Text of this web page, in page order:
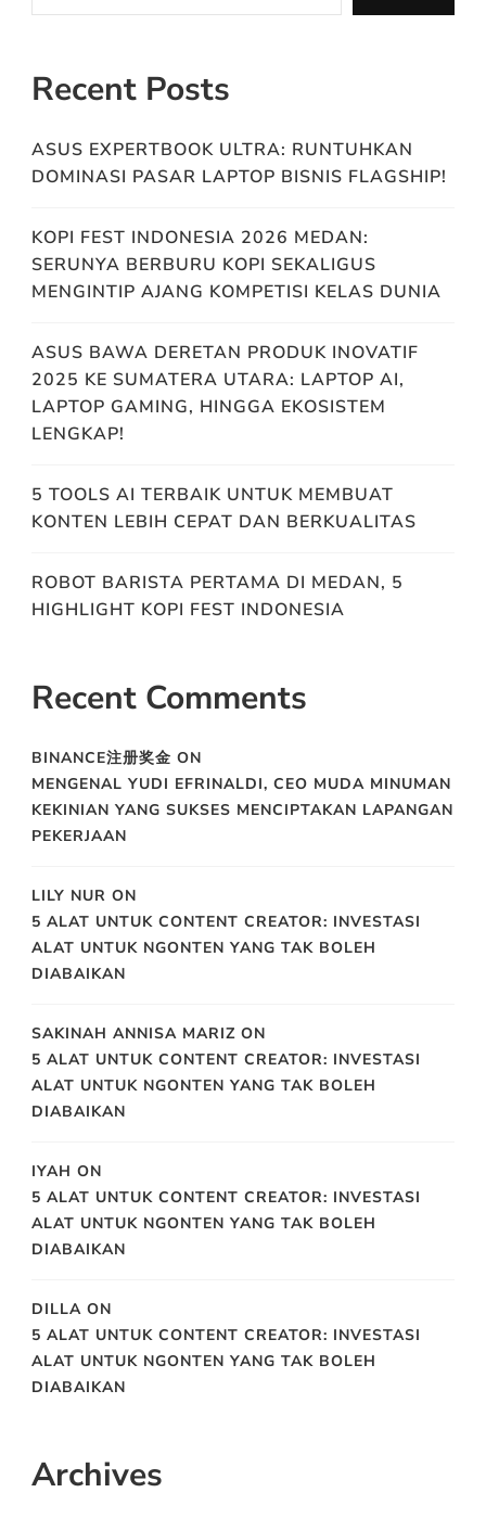
Recent Posts
ASUS EXPERTBOOK ULTRA: RUNTUHKAN
DOMINASI PASAR LAPTOP BISNIS FLAGSHIP!
KOPI FEST INDONESIA 2026 MEDAN:
SERUNYA BERBURU KOPI SEKALIGUS
MENGINTIP AJANG KOMPETISI KELAS DUNIA
ASUS BAWA DERETAN PRODUK INOVATIF
2025 KE SUMATERA UTARA: LAPTOP AI,
LAPTOP GAMING, HINGGA EKOSISTEM
LENGKAP!
5 TOOLS AI TERBAIK UNTUK MEMBUAT
KONTEN LEBIH CEPAT DAN BERKUALITAS
ROBOT BARISTA PERTAMA DI MEDAN, 5
HIGHLIGHT KOPI FEST INDONESIA
Recent Comments
BINANCE注册奖金 ON
MENGENAL YUDI EFRINALDI, CEO MUDA MINUMAN
KEKINIAN YANG SUKSES MENCIPTAKAN LAPANGAN
PEKERJAAN
LILY NUR ON
5 ALAT UNTUK CONTENT CREATOR: INVESTASI
ALAT UNTUK NGONTEN YANG TAK BOLEH
DIABAIKAN
SAKINAH ANNISA MARIZ ON
5 ALAT UNTUK CONTENT CREATOR: INVESTASI
ALAT UNTUK NGONTEN YANG TAK BOLEH
DIABAIKAN
IYAH ON
5 ALAT UNTUK CONTENT CREATOR: INVESTASI
ALAT UNTUK NGONTEN YANG TAK BOLEH
DIABAIKAN
DILLA ON
5 ALAT UNTUK CONTENT CREATOR: INVESTASI
ALAT UNTUK NGONTEN YANG TAK BOLEH
DIABAIKAN
Archives